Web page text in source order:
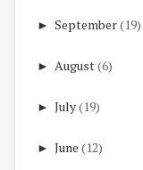
► September(19)
► August(6)
► July(19)
► June (12)